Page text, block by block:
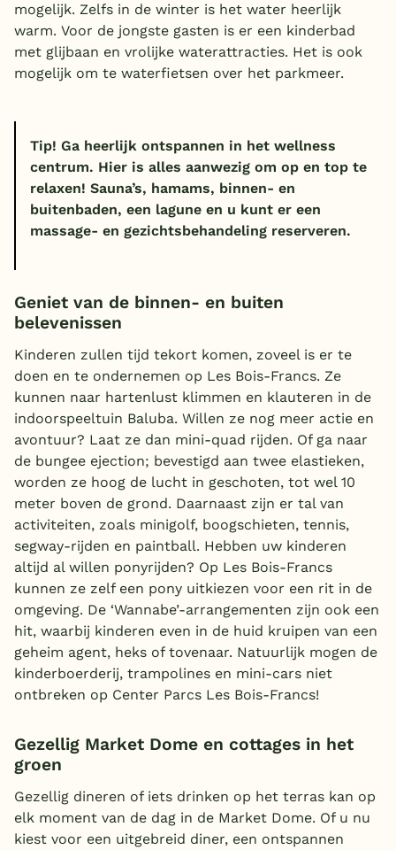
mogelijk. Zelfs in de winter is het water heerlijk
warm. Voor de jongste gasten is er een kinderbad
met glijbaan en vrolijke waterattracties. Het is ook
mogelijk om te waterfietsen over het parkmeer.
Tip! Ga heerlijk ontspannen in het wellness
centrum. Hier is alles aanwezig om op en top te
relaxen! Sauna’s, hamams, binnen- en
buitenbaden, een lagune en u kunt er een
massage- en gezichtsbehandeling reserveren.
Geniet van de binnen- en buiten
belevenissen
Kinderen zullen tijd tekort komen, zoveel is er te
doen en te ondernemen op Les Bois-Francs. Ze
kunnen naar hartenlust klimmen en klauteren in de
indoorspeeltuin Baluba. Willen ze nog meer actie en
avontuur? Laat ze dan mini-quad rijden. Of ga naar
de bungee ejection; bevestigd aan twee elastieken,
worden ze hoog de lucht in geschoten, tot wel 10
meter boven de grond. Daarnaast zijn er tal van
activiteiten, zoals minigolf, boogschieten, tennis,
segway-rijden en paintball. Hebben uw kinderen
altijd al willen ponyrijden? Op Les Bois-Francs
kunnen ze zelf een pony uitkiezen voor een rit in de
omgeving. De ‘Wannabe’-arrangementen zijn ook een
hit, waarbij kinderen even in de huid kruipen van een
geheim agent, heks of tovenaar. Natuurlijk mogen de
kinderboerderij, trampolines en mini-cars niet
ontbreken op Center Parcs Les Bois-Francs!
Gezellig Market Dome en cottages in het
groen
Gezellig dineren of iets drinken op het terras kan op
elk moment van de dag in de Market Dome. Of u nu
kiest voor een uitgebreid diner, een ontspannen